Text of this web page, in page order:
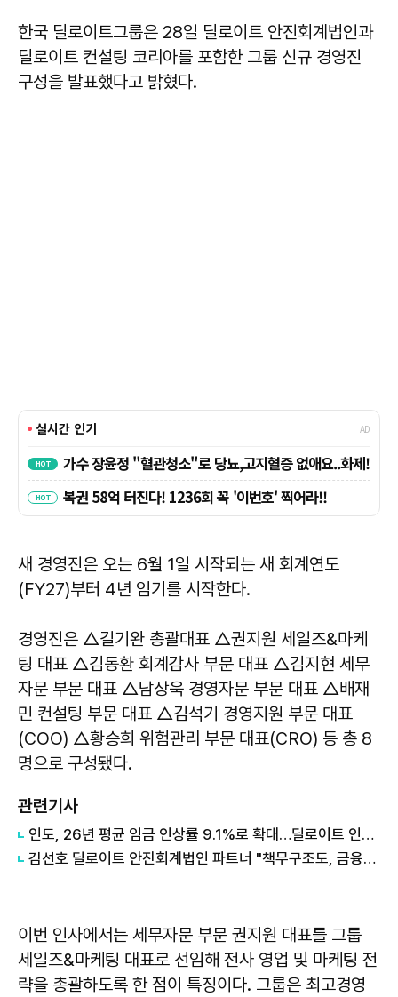
한국 딜로이트그룹은 28일 딜로이트 안진회계법인과
딜로이트 컨설팅 코리아를 포함한 그룹 신규 경영진
구성을 발표했다고 밝혔다.
새 경영진은 오는 6월 1일 시작되는 새 회계연도
(FY27)부터 4년 임기를 시작한다.
경영진은 △길기완 총괄대표 △권지원 세일즈&마케
팅 대표 △김동환 회계감사 부문 대표 △김지현 세무
자문 부문 대표 △남상욱 경영자문 부문 대표 △배재
민 컨설팅 부문 대표 △김석기 경영지원 부문 대표
(COO) △황승희 위험관리 부문 대표(CRO) 등 총 8
명으로 구성됐다.
관련기사
인도, 26년 평균 임금 인상률 9.1%로 확대…딜로이트 인디아 조사
김선호 딜로이트 안진회계법인 파트너 "책무구조도, 금융권 '내부통제' 전반적 인식 제고 기여할 것"
이번 인사에서는 세무자문 부문 권지원 대표를 그룹
세일즈&마케팅 대표로 선임해 전사 영업 및 마케팅 전
략을 총괄하도록 한 점이 특징이다. 그룹은 최고경영